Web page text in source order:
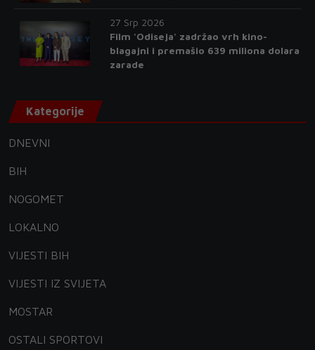
27 Srp 2026
Film 'Odiseja' zadržao vrh kino-
blagajni i premašio 639 miliona dolara
zarade
Kategorije
DNEVNI
BIH
NOGOMET
LOKALNO
VIJESTI BIH
VIJESTI IZ SVIJETA
MOSTAR
OSTALI SPORTOVI